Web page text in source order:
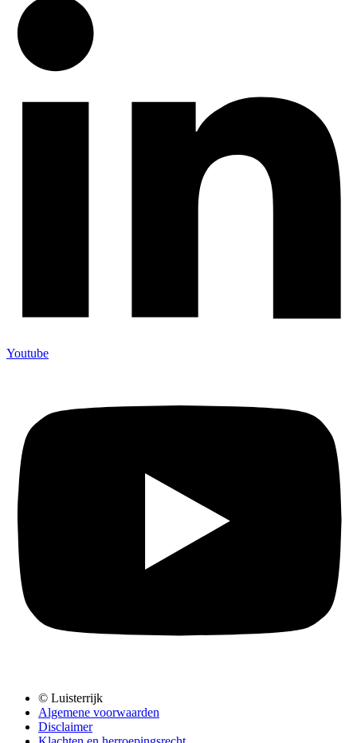
Youtube
© Luisterrijk
Algemene voorwaarden
Disclaimer